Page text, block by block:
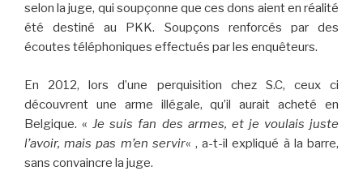
selon la juge, qui soupçonne que ces dons aient en réalité
été destiné au PKK. Soupçons renforcés par des
écoutes téléphoniques effectués par les enquêteurs.
En 2012, lors d’une perquisition chez S.C, ceux ci
découvrent une arme illégale, qu’il aurait acheté en
Belgique. «Je suis fan des armes, et je voulais juste
l’avoir, mais pas m’en servir« , a-t-il expliqué à la barre,
sans convaincre la juge.